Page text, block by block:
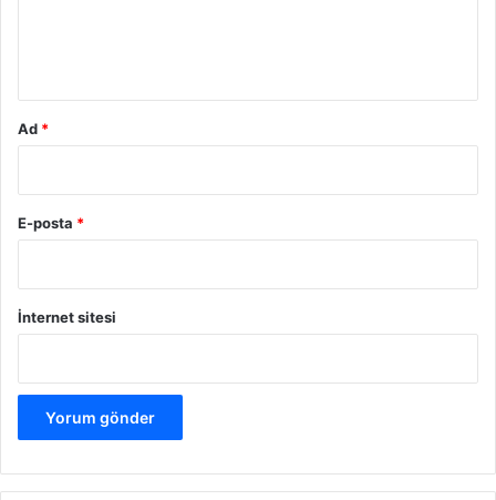
Ad *
E-posta *
İnternet sitesi